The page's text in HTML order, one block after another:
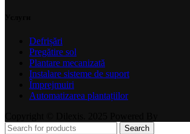
Defrișări
Pregătire sol
Plantare mecanizată
Instalare sisteme de suport
Împrejmuiri
Automatizarea plantațiilor
Search